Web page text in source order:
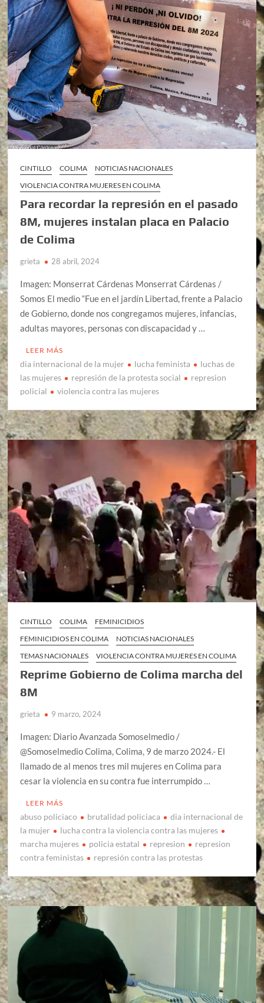
CINTILLO COLIMA
NOTICIAS NACIONALES
VIOLENCIA CONTRA MUJERES EN COLIMA
Para recordar la represión en el pasado
8M, mujeres instalan placa en Palacio
de Colima
grieta 28 abril, 2024
Imagen: Monserrat Cárdenas Monserrat Cárdenas /
Somos El medio “Fue en el jardín Libertad, frente a Palacio
de Gobierno, donde nos congregamos mujeres, infancias,
adultas mayores, personas con discapacidad y …
LEER MÁS
dia internacional de la mujer lucha feminista
luchas de
las mujeres
represión de la protesta social
represion
policial
violencia contra las mujeres
CINTILLO COLIMA
FEMINICIDIOS
FEMINICIDIOS EN COLIMA
NOTICIAS NACIONALES
TEMAS NACIONALES
VIOLENCIA CONTRA MUJERES EN COLIMA
Reprime Gobierno de Colima marcha del
8M
grieta 9 marzo, 2024
Imagen: Diario Avanzada Somoselmedio /
@Somoselmedio Colima, Colima, 9 de marzo 2024.- El
llamado de al menos tres mil mujeres en Colima para
cesar la violencia en su contra fue interrumpido …
LEER MÁS
abuso policiaco brutalidad policiaca
dia internacional de
la mujer
lucha contra la violencia contra las mujeres
marcha mujeres
policia estatal represion
represion
contra feministas
represión contra las protestas